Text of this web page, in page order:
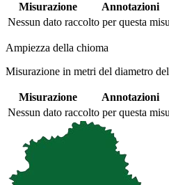
Misurazione Annotazioni
Nessun dato raccolto per questa
Ampiezza della chioma
Misurazione in metri del diametro
Misurazione Annotazioni
Nessun dato raccolto per questa